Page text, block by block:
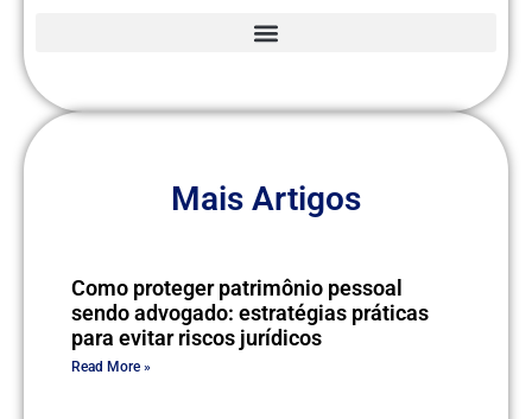
Mais Artigos
Como proteger patrimônio pessoal
sendo advogado: estratégias práticas
para evitar riscos jurídicos
Read More »